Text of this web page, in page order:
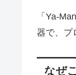
「Ya-
器で、プ
なぜ